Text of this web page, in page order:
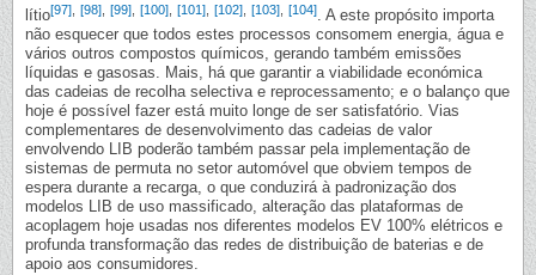
lítio[97] [98] [99] [100] [101] [102] [103] [104]. A este propósito importa
não esquecer que todos estes processos consomem energia, água e
vários outros compostos químicos, gerando também emissões
líquidas e gasosas. Mais, há que garantir a viabilidade económica
das cadeias de recolha selectiva e reprocessamento; e o balanço que
hoje é possível fazer está muito longe de ser satisfatório. Vias
complementares de desenvolvimento das cadeias de valor
envolvendo LIB poderão também passar pela implementação de
sistemas de permuta no setor automóvel que obviem tempos de
espera durante a recarga, o que conduzirá à padronização dos
modelos LIB de uso massificado, alteração das plataformas de
acoplagem hoje usadas nos diferentes modelos EV 100% elétricos e
profunda transformação das redes de distribuição de baterias e de
apoio aos consumidores.